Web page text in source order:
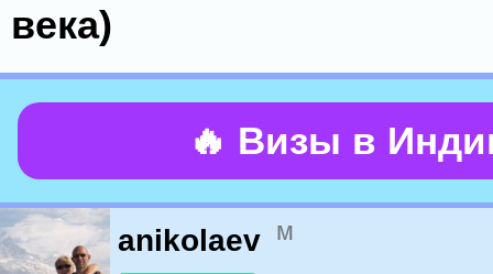
века)
🔥 Визы в
anikolaev м